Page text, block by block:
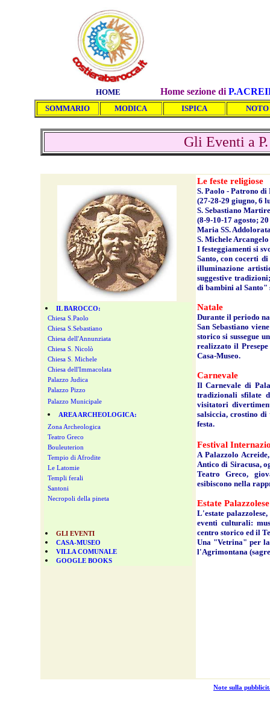
HOME Home sezione di
SOMMARIO MODICA ISPICA NOTO
Gli Eventi a
IL BAROCCO:
Chiesa S.Paolo
Chiesa S.Sebastiano
Chiesa dell'Annunziata
Chiesa S. Nicolò
Chiesa S. Michele
Chiesa dell'Immacolata
Palazzo Judica
Palazzo Pizzo
Palazzo Municipale
AREA ARCHEOLOGICA:
Zona Archeologica
Teatro Greco
Bouleuterion
Tempio di Afrodite
Le Latomie
Templi ferali
Santoni
Necropoli della pineta
GLI EVENTI
CASA-MUSEO
VILLA COMUNALE
GOOGLE BOOKS
Le feste religiose
S. Paolo - Patrono
(27-28-29 giugno, 6
S. Sebastiano
(8-9-10-17 agosto;
Maria SS.
S. Michele
I festeggiamenti si
Santo, con cocerti
illuminazione
suggestive
di bambini al Santo"
Natale
Durante il periodo
San Sebastiano
storico si sussegue
realizzato il
Casa-Museo.
Carnevale
Il Carnevale di
tradizionali sfilate
visitatori
salsiccia, crostino
festa.
Festival
A Palazzolo
Antico di Siracusa,
Teatro Greco,
esibiscono nella
Estate
L'estate
eventi culturali:
centro storico ed il
Una "Vetrina" per
l'Agrimontana
Note sulla